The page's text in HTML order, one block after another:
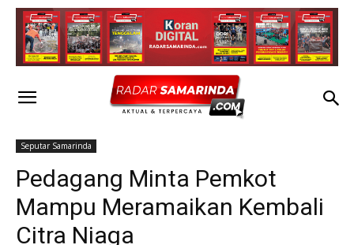
Seputar Samarinda
Pedagang Minta Pemkot
Mampu Meramaikan Kembali
Citra Niaga